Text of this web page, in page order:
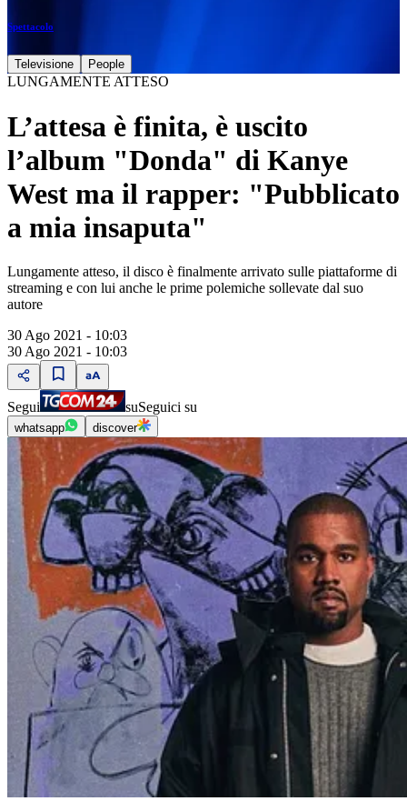
Spettacolo
Televisione People
LUNGAMENTE ATTESO
L’attesa è finita, è uscito
l’album "Donda" di Kanye
West ma il rapper: "Pubblicato
a mia insaputa"
Lungamente atteso, il disco è finalmente arrivato sulle piattaforme di
streaming e con lui anche le prime polemiche sollevate dal suo
autore
30 Ago 2021 - 10:03
30 Ago 2021 - 10:03
Segui suSeguici su
whatsapp discover